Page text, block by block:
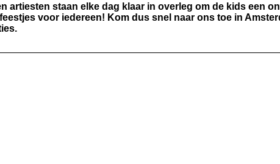
artiesten staan elke dag klaar in overleg om de kids een
voor iedereen! Kom dus snel naar ons toe in